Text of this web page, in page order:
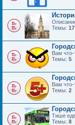
Темы: 17
Вам что-
Темы: 5
Вам что-
Темы: 2
Тише
Темы: 8